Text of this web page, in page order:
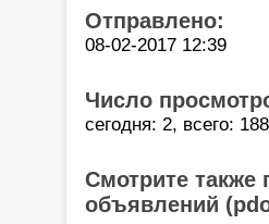
Отправлено:
08-02-2017 12:39
Число
сегодня: 2, всего:
Смотрите
объявлений